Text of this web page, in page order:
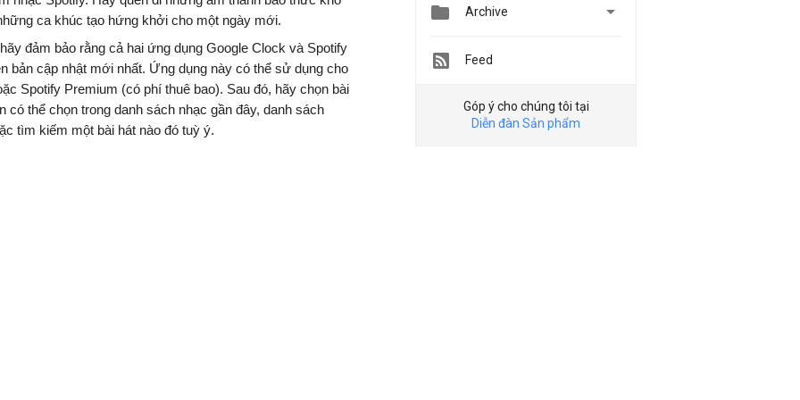
ca khúc tạo hứng khởi cho một ngày mới.
đảm bảo rằng cả hai ứng dụng Google Clock và Spotify
bản cập nhật mới nhất. Ứng dụng này có thể sử dụng cho
Spotify Premium (có phí thuê bao). Sau đó, hãy chọn bài
thể chọn trong danh sách nhạc gần đây, danh sách
tìm kiếm một bài hát nào đó tuỳ ý.
 Archive 
Feed
Góp ý cho chúng tôi tại
Diễn đàn Sản phẩm